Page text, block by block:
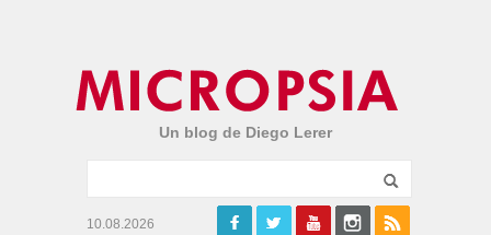
Un blog de Diego Lerer
10.08.2026